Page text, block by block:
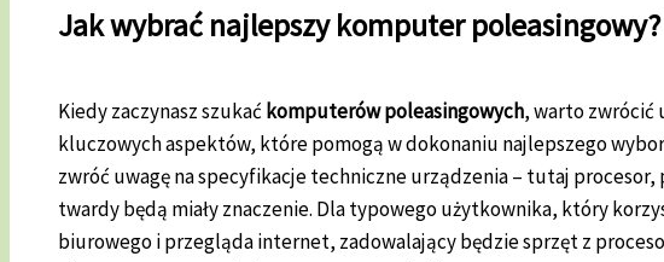
Jak wybrać najlepszy komputer poleasingowy?
Kiedy zaczynasz szukać komputerów poleasingowych, warto zwrócić
kluczowych aspektów, które pomogą w dokonaniu najlepszego
zwróć uwagę na specyfikacje techniczne urządzenia – tutaj procesor,
twardy będą miały znaczenie. Dla typowego użytkownika, który
biurowego i przegląda internet, zadowalający będzie sprzęt z